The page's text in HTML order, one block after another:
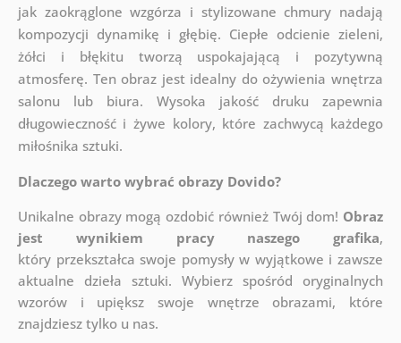
jak zaokrąglone wzgórza i stylizowane chmury nadają
kompozycji dynamikę i głębię. Ciepłe odcienie zieleni,
żółci i błękitu tworzą uspokajającą i pozytywną
atmosferę. Ten obraz jest idealny do ożywienia wnętrza
salonu lub biura. Wysoka jakość druku zapewnia
długowieczność i żywe kolory, które zachwycą każdego
miłośnika sztuki.
Dlaczego warto wybrać obrazy Dovido?
Unikalne obrazy mogą ozdobić również Twój dom! Obraz
jest wynikiem pracy naszego grafika,
który przekształca swoje pomysły w wyjątkowe i zawsze
aktualne dzieła sztuki. Wybierz spośród oryginalnych
wzorów i upiększ swoje wnętrze obrazami, które
znajdziesz tylko u nas.